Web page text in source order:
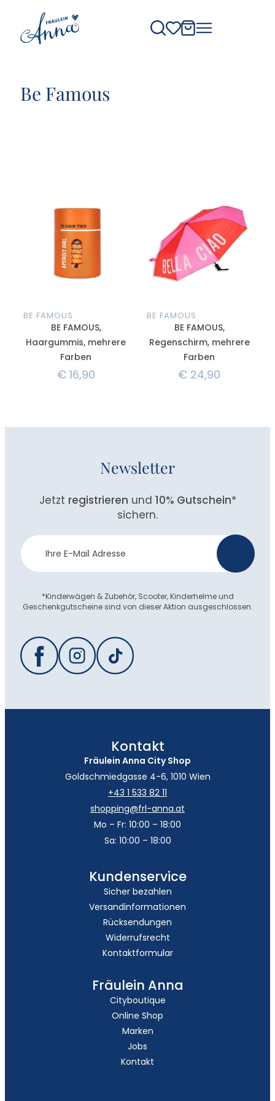
Be Famous
BE FAMOUS
BE FAMOUS,
Haargummis, mehrere
Farben
€16,90
BE FAMOUS
BE FAMOUS,
Regenschirm, mehrere
Farben
€ 24,90
Newsletter
Jetzt registrieren und 10% Gutschein*
sichern.
Newsletter
Anmeldung
*Kinderwägen & Zubehör, Scooter, Kinderhelme und
Geschenkgutscheine sind von dieser Aktion ausgeschlossen.
Kontakt
Fräulein Anna City Shop
Goldschmiedgasse 4-6, 1010 Wien
+43 1 533 82 11
shopping@frl-anna.at
Mo – Fr: 10:00 – 18:00
Sa: 10:00 – 18:00
Kundenservice
Sicher bezahlen
Versandinformationen
Rücksendungen
Widerrufsrecht
Kontaktformular
Fräulein Anna
Cityboutique
Online Shop
Marken
Jobs
Kontakt